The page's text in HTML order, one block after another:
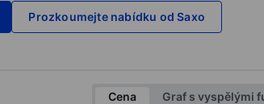
Prozkoumejte nabídku od Saxo
Cena
Graf s vyspělými